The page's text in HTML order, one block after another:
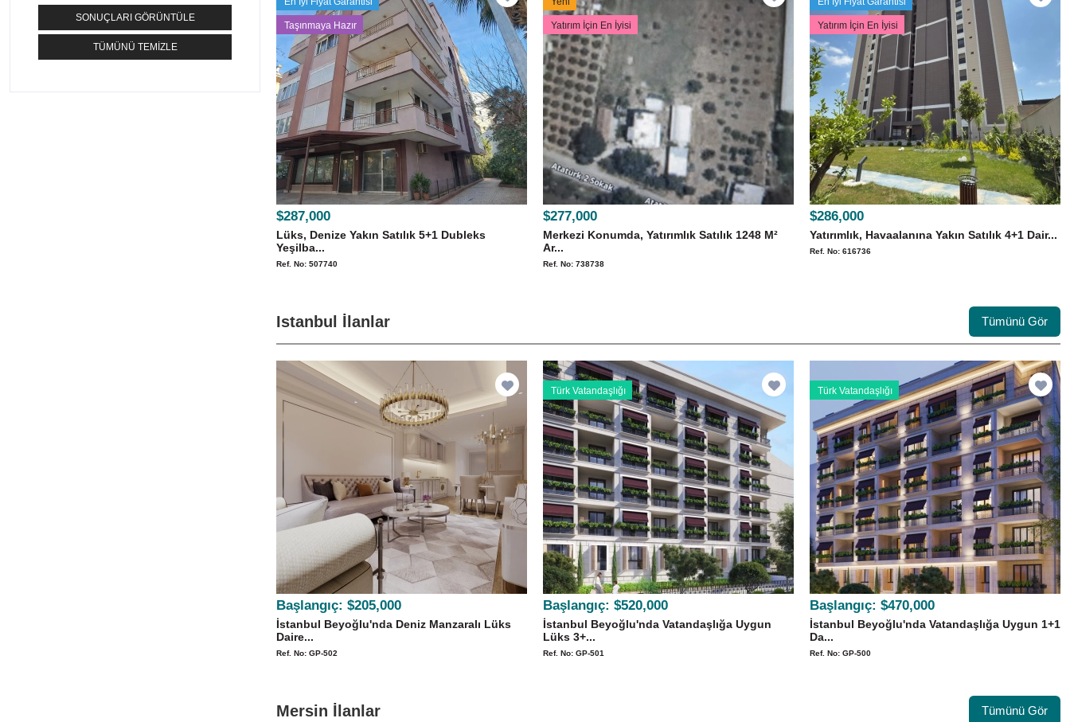
SONUÇLARI GÖRÜNTÜLE
TÜMÜNÜ TEMIZLE
Taşınmaya Hazır
$287,000
Lüks, Denize Yakın Satılık 5+1 Dubleks
Yeşilba...
Ref. No: 507740
Yatırım İçin En İyisi
$277,000
Merkezi Konumda, Yatırımlık Satılık 1248 M²
Ar...
Ref. No: 738738
Yatırım İçin En İyisi
$286,000
Yatırımlık, Havaalanına Yakın Satılık 4+1 Dair...
Ref. No: 616736
Istanbul İlanlar Tümünü Gör
Başlangıç: $205,000
İstanbul Beyoğlu'nda Deniz Manzaralı Lüks
Daire...
Ref. No: GP-502
Türk Vatandaşlığı
Başlangıç: $520,000
İstanbul Beyoğlu'nda Vatandaşlığa Uygun
Lüks 3+...
Ref. No: GP-501
Türk Vatandaşlığı
Başlangıç: $470,000
İstanbul Beyoğlu'nda Vatandaşlığa Uygun 1+1
Da...
Ref. No: GP-500
Mersin İlanlar Tümünü Gör